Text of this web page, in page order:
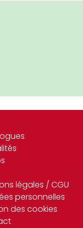
légales / CGU
personnelles
des cookies